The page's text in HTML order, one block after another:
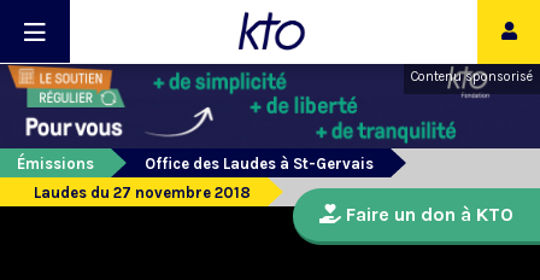
Contenu sponsorisé
Émissions
Office des Laudes à St-Gervais
Laudes du 27 novembre 2018
Faire un don à KTO